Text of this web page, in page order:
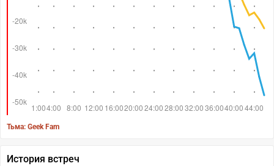
Тьма: Geek Fam
История встреч